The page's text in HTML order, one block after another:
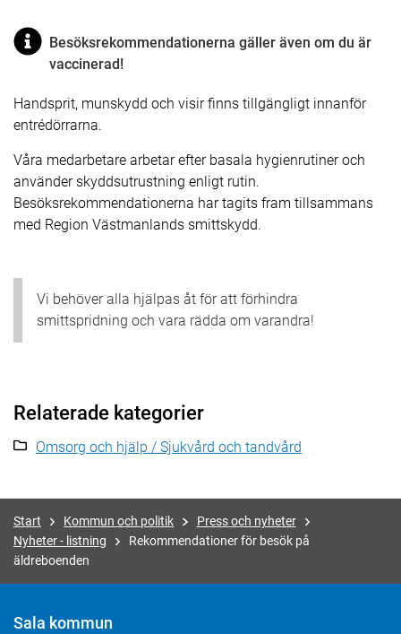
Besöksrekommendationerna gäller även om du är
vaccinerad!
Handsprit, munskydd och visir finns tillgängligt innanför
entrédörrarna.
Våra medarbetare arbetar efter basala hygienrutiner och
använder skyddsutrustning enligt rutin.
Besöksrekommendationerna har tagits fram tillsammans
med Region Västmanlands smittskydd.
Vi behöver alla hjälpas åt för att förhindra
smittspridning och vara rädda om varandra!
Relaterade kategorier
Omsorg och hjälp / Sjukvård och tandvård
Start Kommun och politik
Press och nyheter
Nyheter - listning
Rekommendationer för besök på
äldreboenden
Sala kommun